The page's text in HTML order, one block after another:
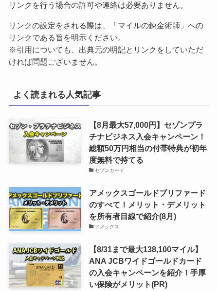
リンクを行う場合の許可や連絡は必要ありません。
リンクの設定をされる際は、「マイルの錬金術師」への
リンクである旨を明示ください。
※引用についても、出典元の明記とリンクをしていただ
ければ問題ございません。
よく読まれる人気記事
【8月最大57,000円】セゾンプラ
チナビジネス入会キャンペーン！
総額50万円相当の付帯特典が初年
度無料で持てる
セゾンカード
アメックスゴールドプリファード
のすべて！メリット・デメリット
を所有者目線で紹介(8月)
アメックス
【8/31まで最大138,100マイル】
ANA JCBワイドゴールドカード
の入会キャンペーンを紹介！手厚
い保険がメリット(PR)